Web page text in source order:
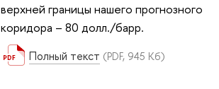
верхней границы нашего прогнозного
коридора – 80 долл./барр.
Полный текст (PDF, 945 Кб)